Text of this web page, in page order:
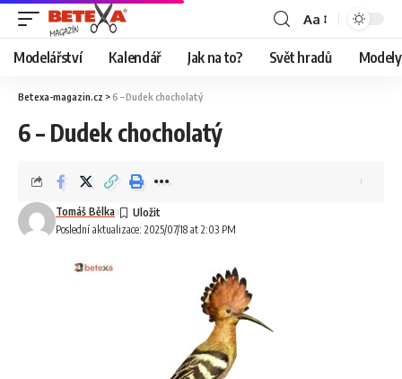
Aa
Modelářství Kalendář Jak na to? Svět hradů
Betexa-magazin.cz >6 – Dudek chocholatý
6 – Dudek chocholatý
Poslední aktualizace: 2025/07/18 at 2:03 PM
Tomáš Bělka